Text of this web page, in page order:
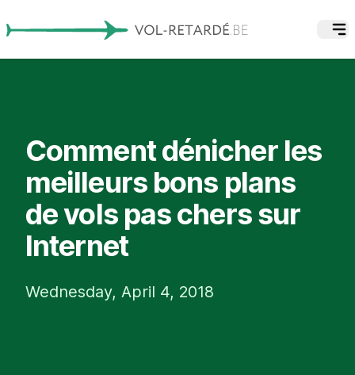
Comment dénicher les
meilleurs bons plans
de vols pas chers sur
Internet
Wednesday, April 4, 2018